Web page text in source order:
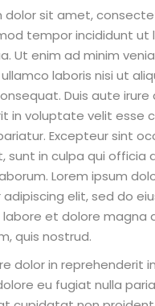
dolor sit amet,
tempor incididunt ut
Ut enim ad minim
laboris nisi ut
Duis aute irure
in voluptate velit esse
Excepteur sint
sunt in culpa qui officia
Lorem ipsum
elit, sed do
et dolore magna
quis nostrud.
dolor in reprehenderit
eu fugiat nulla